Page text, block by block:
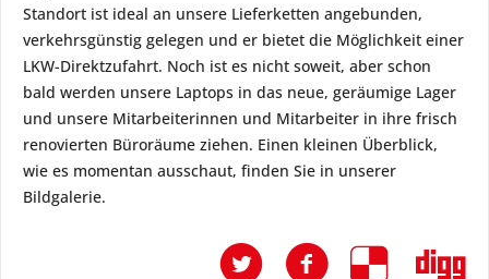
Standort ist ideal an unsere Lieferketten angebunden,
verkehrsgünstig gelegen und er bietet die Möglichkeit einer
LKW-Direktzufahrt. Noch ist es nicht soweit, aber schon
bald werden unsere Laptops in das neue, geräumige Lager
und unsere Mitarbeiterinnen und Mitarbeiter in ihre frisch
renovierten Büroräume ziehen. Einen kleinen Überblick,
wie es momentan ausschaut, finden Sie in unserer
Bildgalerie.